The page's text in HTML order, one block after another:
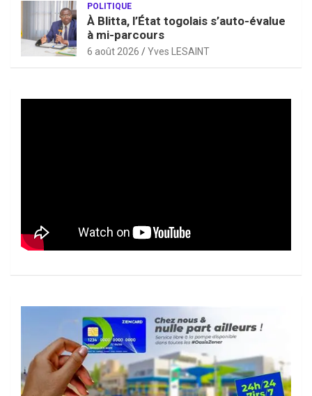
POLITIQUE
À Blitta, l’État togolais s’auto-évalue
à mi-parcours
6 août 2026 Yves LESAINT